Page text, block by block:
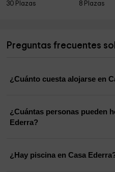
30 Plazas
8 Plazas
Preguntas frecuentes
¿Cuánto cuesta alojarse en
¿Cuántas personas pueden
Ederra?
¿Hay piscina en Casa